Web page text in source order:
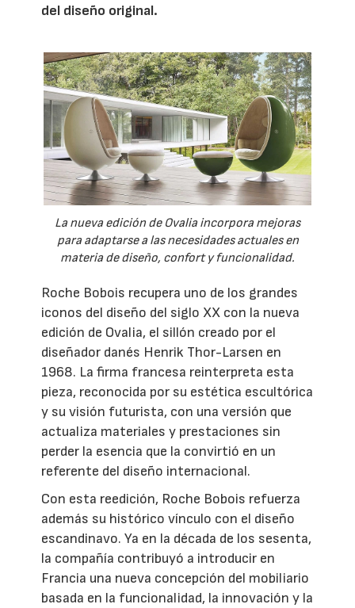
del diseño original.
La nueva edición de Ovalia incorpora mejoras
para adaptarse a las necesidades actuales en
materia de diseño, confort y funcionalidad.
Roche Bobois recupera uno de los grandes
iconos del diseño del siglo XX con la nueva
edición de Ovalia, el sillón creado por el
diseñador danés Henrik Thor-Larsen en
1968. La firma francesa reinterpreta esta
pieza, reconocida por su estética escultórica
y su visión futurista, con una versión que
actualiza materiales y prestaciones sin
perder la esencia que la convirtió en un
referente del diseño internacional.
Con esta reedición, Roche Bobois refuerza
además su histórico vínculo con el diseño
escandinavo. Ya en la década de los sesenta,
la compañía contribuyó a introducir en
Francia una nueva concepción del mobiliario
basada en la funcionalidad, la innovación y la